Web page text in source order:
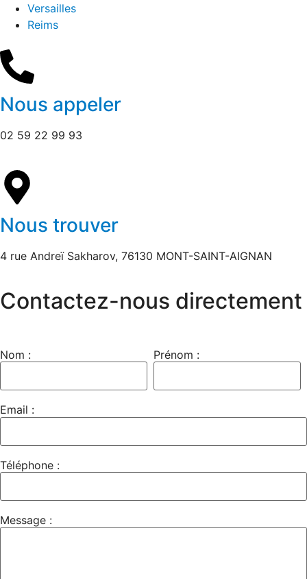
Versailles
Reims
Nous appeler
02 59 22 99 93
Nous trouver
4 rue Andreï Sakharov, 76130 MONT-SAINT-AIGNAN
Contactez-nous directement
Nom : Prénom :
Email :
Téléphone :
Message :